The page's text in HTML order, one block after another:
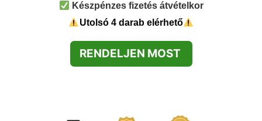
Készpénzes fizetés átvételkor
Utolsó 4 darab elérhető
RENDELJEN MOST